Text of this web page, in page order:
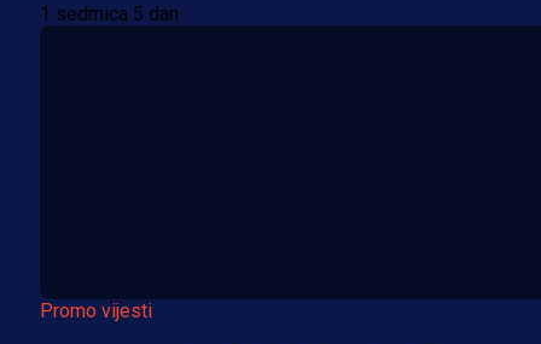
1 sedmica 5 dan
Promo vijesti